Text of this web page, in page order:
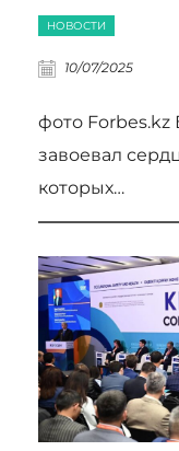
НОВОСТИ
10/07/2025
фото
завоевал
которых…